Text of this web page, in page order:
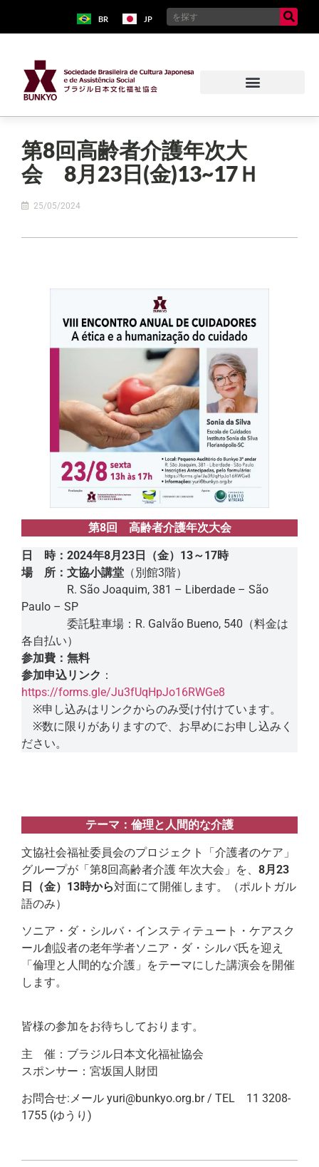
BR JP
第8回高齢者介護年次大
会 8月23日(金)13~17Ｈ
25/05/2024
第8回 高齢者介護年次大会
日 時：2024年8月23日（金）13～17時
場 所：文協小講堂 （別館3階）
R. São Joaquim, 381 – Liberdade – São
Paulo – SP
委託駐車場：R. Galvão Bueno, 540（料金は
各自払い）
参加費：無料
参加申込リンク ：
https://forms.gle/Ju3fUqHpJo16RWGe8
※申し込みはリンクからのみ受け付けています。
※数に限りがありますので、お早めにお申し込みく
ださい。
テーマ：倫理と人間的な介護
文協社会福祉委員会のプロジェクト「介護者のケア」
グループが「第8回高齢者介護 年次大会」を、 8月23
日（金）13時から対面にて開催します。（ポルトガル
語のみ）
ソニア・ダ・シルバ・インスティテュート・ケアスク
ール創設者の老年学者ソニア・ダ・シルバ氏を迎え
「倫理と人間的な介護」をテーマにした講演会を開催
します。
皆様の参加をお待ちしております。
主 催：ブラジル日本文化福祉協会
スポンサー：宮坂国人財団
お問合せ:メール yuri@bunkyo.org.br / TEL 11 3208-
1755 (ゆうり)